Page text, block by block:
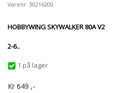
Varenr: 30216200
HOBBYWING SKYWALKER 80A V2
2-6..
1 på lager
Kr649 ,-